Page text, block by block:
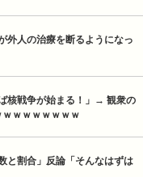
外人の治療を断るようになっ
核戦争が始まる！」→ 観衆の
ｗｗｗｗｗｗｗ
と割合」反論「そんなはずは